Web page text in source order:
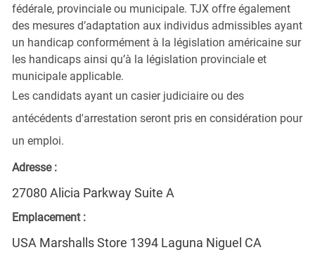
fédérale, provinciale ou municipale. TJX offre également
des mesures d’adaptation aux individus admissibles ayant
un handicap conformément à la législation américaine sur
les handicaps ainsi qu’à la législation provinciale et
municipale applicable.
Les candidats ayant un casier judiciaire ou des
antécédents d'arrestation seront pris en considération pour
un emploi.
Adresse :
27080 Alicia Parkway Suite A
Emplacement :
USA Marshalls Store 1394 Laguna Niguel CA